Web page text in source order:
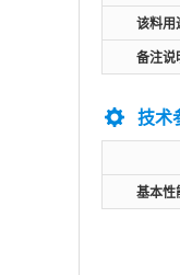
该料用
备注说
技术
基本性